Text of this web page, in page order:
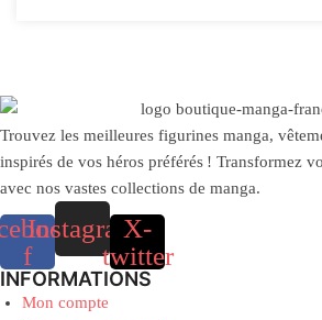
Trouvez les meilleures figurines manga,
inspirés de vos héros préférés ! Transformez
avec nos vastes collections de manga.
f
InstagramX-
twitter
INFORMATIONS
Mon compte